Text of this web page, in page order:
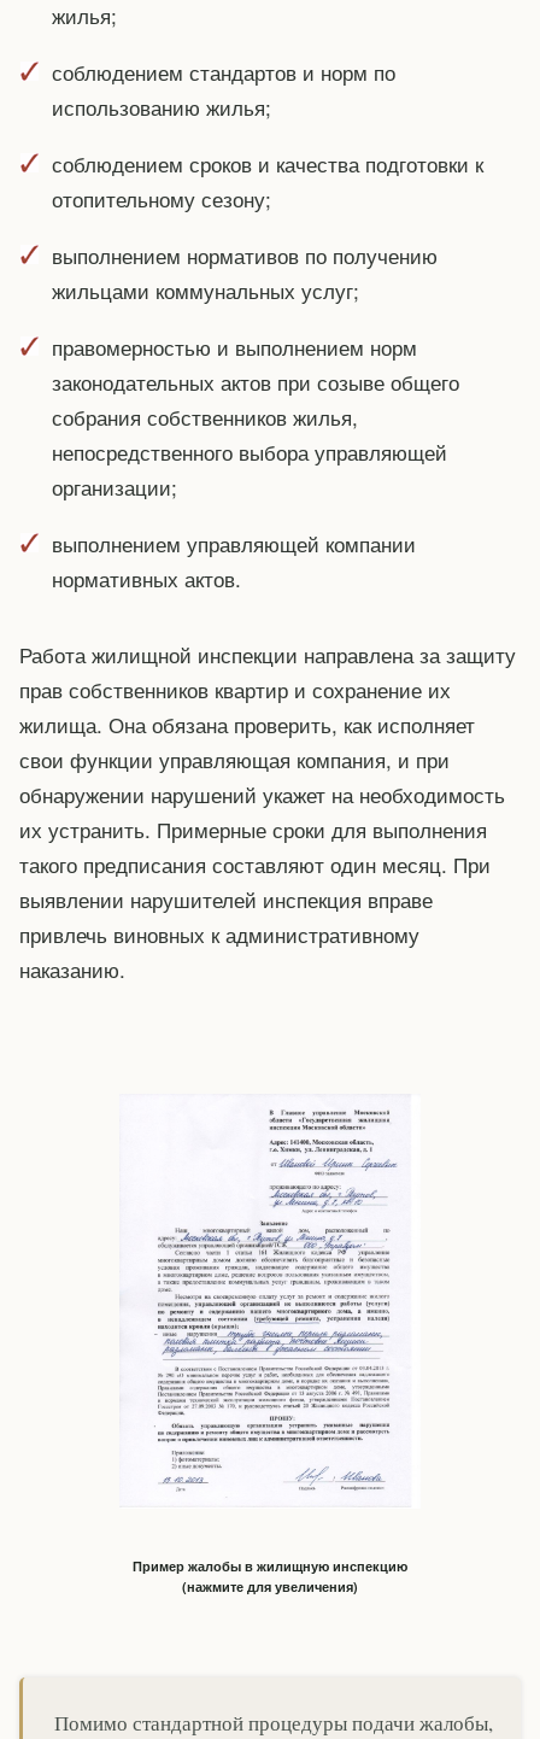
жилья;
соблюдением стандартов и норм по
использованию жилья;
соблюдением сроков и качества подготовки к
отопительному сезону;
выполнением нормативов по получению
жильцами коммунальных услуг;
правомерностью и выполнением норм
законодательных актов при созыве общего
собрания собственников жилья,
непосредственного выбора управляющей
организации;
выполнением управляющей компании
нормативных актов.
Работа жилищной инспекции направлена за защиту
прав собственников квартир и сохранение их
жилища. Она обязана проверить, как исполняет
свои функции управляющая компания, и при
обнаружении нарушений укажет на необходимость
их устранить. Примерные сроки для выполнения
такого предписания составляют один месяц. При
выявлении нарушителей инспекция вправе
привлечь виновных к административному
наказанию.
Пример жалобы в жилищную инспекцию
(нажмите для увеличения)
Помимо стандартной процедуры подачи жалобы,